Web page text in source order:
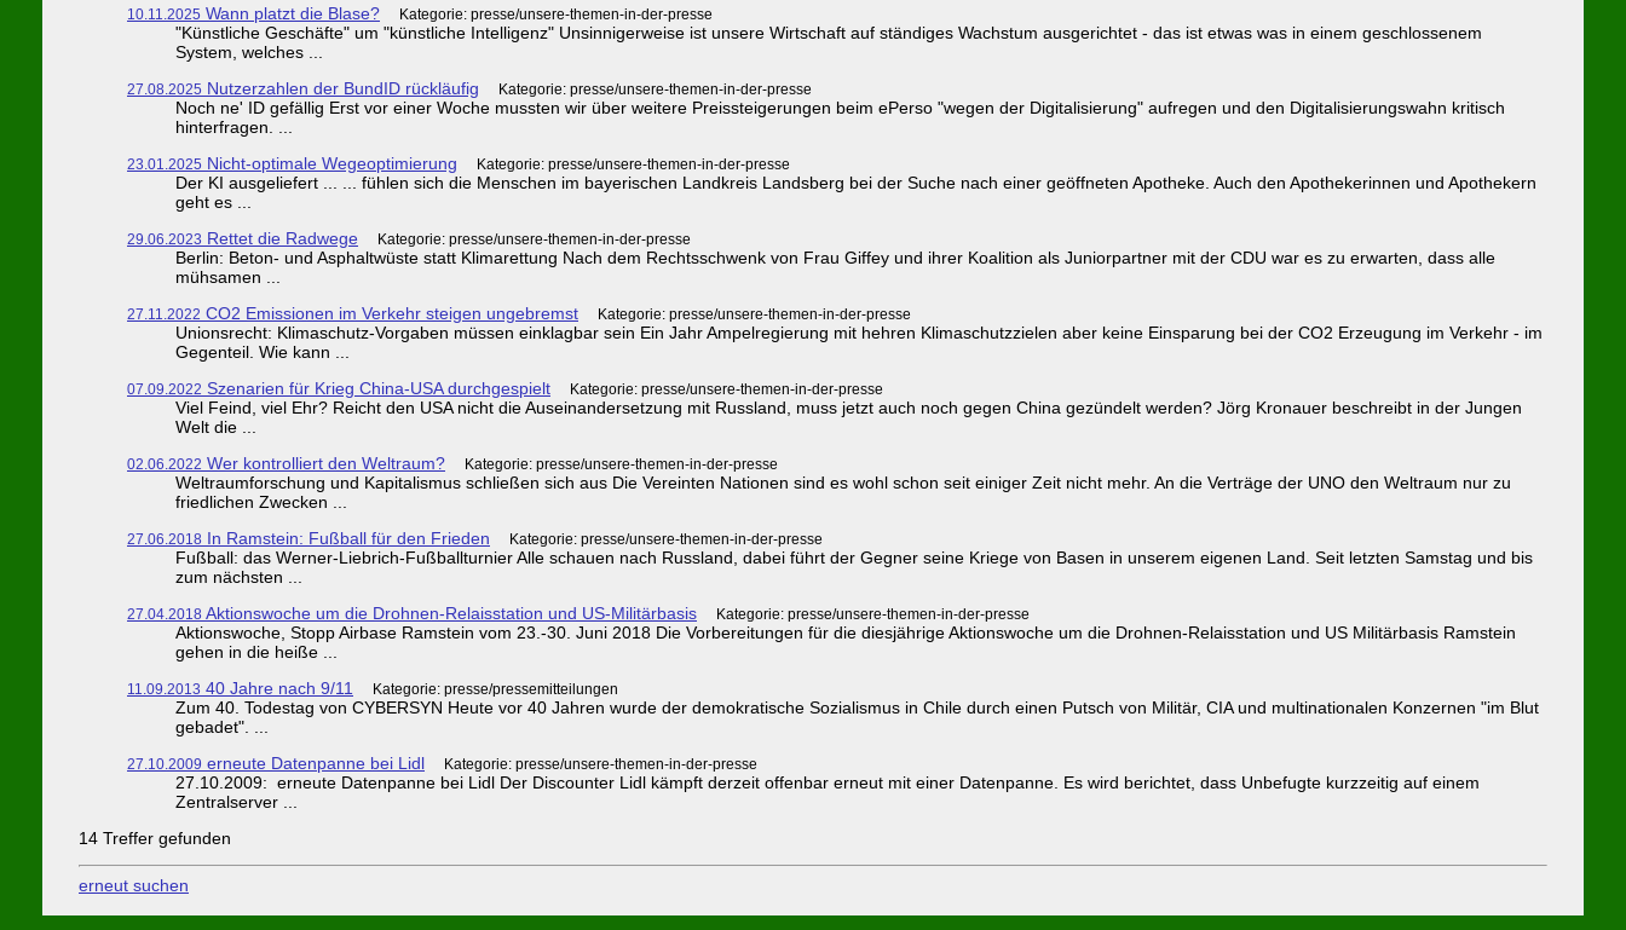
10.11.2025 Wann platzt die Blase? Kategorie: presse/unsere-themen-in-der-presse
"Künstliche Geschäfte" um "künstliche Intelligenz" Unsinnigerweise ist unsere Wirtschaft auf ständiges Wachstum ausgerichtet - das ist etwas was in einem geschlossenem
System, welches ...
27.08.2025 Nutzerzahlen der BundID rückläufig Kategorie: presse/unsere-themen-in-der-presse
Noch ne' ID gefällig Erst vor einer Woche mussten wir über weitere Preissteigerungen beim ePerso "wegen der Digitalisierung" aufregen und den Digitalisierungswahn kritisch
hinterfragen. ...
23.01.2025 Nicht-optimale Wegeoptimierung Kategorie: presse/unsere-themen-in-der-presse
Der KI ausgeliefert ... ... fühlen sich die Menschen im bayerischen Landkreis Landsberg bei der Suche nach einer geöffneten Apotheke. Auch den Apothekerinnen und Apothekern
geht es ...
29.06.2023 Rettet die Radwege Kategorie: presse/unsere-themen-in-der-presse
Berlin: Beton- und Asphaltwüste statt Klimarettung Nach dem Rechtsschwenk von Frau Giffey und ihrer Koalition als Juniorpartner mit der CDU war es zu erwarten, dass alle
mühsamen ...
27.11.2022 CO2 Emissionen im Verkehr steigen ungebremst Kategorie: presse/unsere-themen-in-der-presse
Unionsrecht: Klimaschutz-Vorgaben müssen einklagbar sein Ein Jahr Ampelregierung mit hehren Klimaschutzzielen aber keine Einsparung bei der CO2 Erzeugung im Verkehr - im
Gegenteil. Wie kann ...
07.09.2022 Szenarien für Krieg China-USA durchgespielt Kategorie: presse/unsere-themen-in-der-presse
Viel Feind, viel Ehr? Reicht den USA nicht die Auseinandersetzung mit Russland, muss jetzt auch noch gegen China gezündelt werden? Jörg Kronauer beschreibt in der Jungen
Welt die ...
02.06.2022 Wer kontrolliert den Weltraum? Kategorie: presse/unsere-themen-in-der-presse
Weltraumforschung und Kapitalismus schließen sich aus Die Vereinten Nationen sind es wohl schon seit einiger Zeit nicht mehr. An die Verträge der UNO den Weltraum nur zu
friedlichen Zwecken ...
27.06.2018 In Ramstein: Fußball für den Frieden Kategorie: presse/unsere-themen-in-der-presse
Fußball: das Werner-Liebrich-Fußballturnier Alle schauen nach Russland, dabei führt der Gegner seine Kriege von Basen in unserem eigenen Land. Seit letzten Samstag und bis
zum nächsten ...
27.04.2018 Aktionswoche um die Drohnen-Relaisstation und US-Militärbasis Kategorie: presse/unsere-themen-in-der-presse
Aktionswoche, Stopp Airbase Ramstein vom 23.-30. Juni 2018 Die Vorbereitungen für die diesjährige Aktionswoche um die Drohnen-Relaisstation und US Militärbasis Ramstein
gehen in die heiße ...
11.09.2013 40 Jahre nach 9/11 Kategorie: presse/pressemitteilungen
Zum 40. Todestag von CYBERSYN Heute vor 40 Jahren wurde der demokratische Sozialismus in Chile durch einen Putsch von Militär, CIA und multinationalen Konzernen "im Blut
gebadet". ...
27.10.2009 erneute Datenpanne bei Lidl Kategorie: presse/unsere-themen-in-der-presse
27.10.2009: erneute Datenpanne bei Lidl Der Discounter Lidl kämpft derzeit offenbar erneut mit einer Datenpanne. Es wird berichtet, dass Unbefugte kurzzeitig auf einem
Zentralserver ...
14 Treffer gefunden
erneut suchen